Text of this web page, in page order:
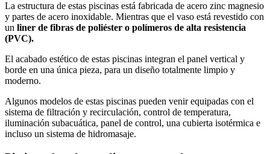
La estructura de estas piscinas está fabricada de acero zinc magnesio
y partes de acero inoxidable. Mientras que el vaso está revestido con
un liner de fibras de poliéster o polímeros de alta resistencia
(PVC).
El acabado estético de estas piscinas integran el panel vertical y
borde en una única pieza, para un diseño totalmente limpio y
moderno.
Algunos modelos de estas piscinas pueden venir equipadas con el
sistema de filtración y recirculación, control de temperatura,
iluminación subacuática, panel de control, una cubierta isotérmica e
incluso un sistema de hidromasaje.